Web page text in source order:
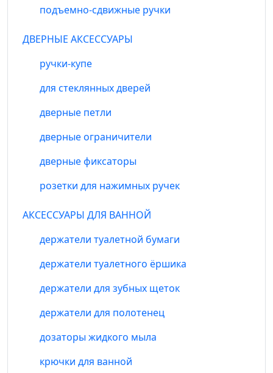
подъемно-сдвижные ручки
ДВЕРНЫЕ АКСЕССУАРЫ
ручки-купе
для стеклянных дверей
дверные петли
дверные ограничители
дверные фиксаторы
розетки для нажимных ручек
АКСЕССУАРЫ ДЛЯ ВАННОЙ
держатели туалетной бумаги
держатели туалетного ёршика
держатели для зубных щеток
держатели для полотенец
дозаторы жидкого мыла
крючки для ванной